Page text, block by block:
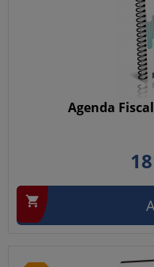
Agenda
